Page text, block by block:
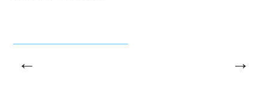
← →